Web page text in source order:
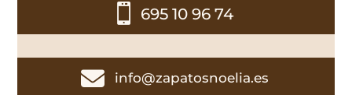
 695 10 96 74
 info@zapatosnoelia.es